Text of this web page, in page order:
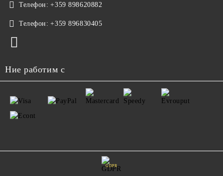
Телефон: +359 898620882
Телефон: +359 896830405
Ние работим с
GDPR